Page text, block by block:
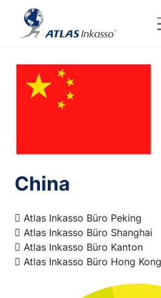
China
Atlas Inkasso Büro Peking
Atlas Inkasso Büro Shanghai
Atlas Inkasso Büro Kanton
Atlas Inkasso Büro Hong Kong